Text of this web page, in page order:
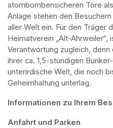
atombombensicheren Tore
Anlage stehen den
aller Welt ein. Für den Träger
Heimatverein „Alt-
Verantwortung zugleich,
ihrer ca. 1,5-stündigen
unterirdische Welt, die noch
Geheimhaltung unterlag.
Informationen zu Ihrem
Anfahrt und Parken